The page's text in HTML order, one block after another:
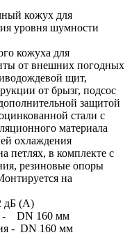
кожух для
уровня шумности
кожуха для
от внешних погодных
щит,
от брызг, подсос
защитой
стали с
материала
охлаждения
петлях, в комплекте с
резиновые опоры
на
дБ (А)
- DN 160 мм
- DN 160 мм